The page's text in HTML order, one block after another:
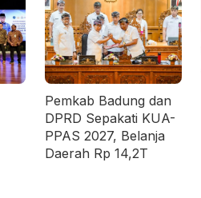
Pemkab Badung dan
DPRD Sepakati KUA-
PPAS 2027, Belanja
Daerah Rp 14,2T